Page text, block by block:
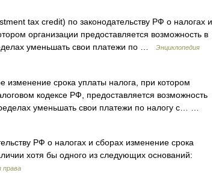
tax credit) по законодательству РФ о налогах и
организации предоставляется возможность в
уменьшать свои платежи по …
Энциклопедия
изменение срока уплаты налога, при котором
кодексе РФ, предоставляется возможность
уменьшать свои платежи по налогу с… …
РФ о налогах и сборах изменение срока
хотя бы одного из следующих оснований:
права